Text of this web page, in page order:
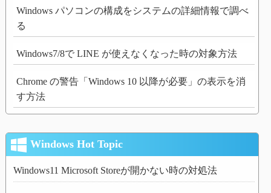
Windows パソコンの構成をシステムの詳細情報で調べ
る
Windows7/8で LINE が使えなくなった時の対象方法
Chrome の警告「Windows 10 以降が必要」の表示を消
す方法
Windows Hot Topic
Windows11 Microsoft Storeが開かない時の対処法